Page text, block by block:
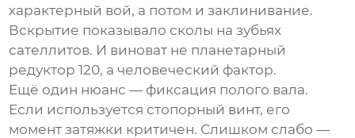
характерный вой, а потом и заклинивание.
Вскрытие показывало сколы на зубьях
сателлитов. И виноват не планетарный
редуктор 120, а человеческий фактор.
Ещё один нюанс — фиксация полого вала.
Если используется стопорный винт, его
момент затяжки критичен. Слишком слабо —